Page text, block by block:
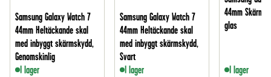
Samsung Galaxy Watch 7
44mm Heltäckande skal
med inbyggt skärmskydd,
Genomskinlig
I lager
Samsung Galaxy Watch 7
44mm Heltäckande skal
med inbyggt skärmskydd,
Svart
I lager
44mm
glas
I lager